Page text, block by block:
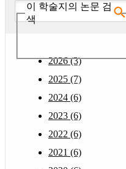
이 학술지의 논문 검
색
2026 (3)
2025 (7)
2024 (6)
2023 (6)
2022 (6)
2021 (6)